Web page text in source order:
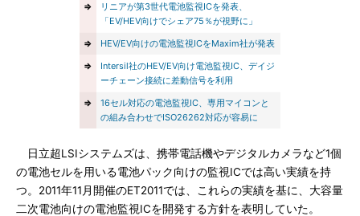
⇒
リニアが第3世代電池監視ICを発表、
「EV/HEV向けでシェア75％が視野に」
⇒
HEV/EV向けの電池監視ICをMaxim社が発表
⇒
Intersil社のHEV/EV向け電池監視IC、デイジ
ーチェーン接続に差動信号を利用
⇒
16セル対応の電池監視IC、専用マイコンと
の組み合わせでISO26262対応が容易に
日立超LSIシステムズは、携帯電話機やデジタルカメラなど1個
の電池セルを用いる電池パック向けの監視ICでは高い実績を持
つ。2011年11月開催のET2011では、これらの実績を基に、大容量
二次電池向けの電池監視ICを開発する方針を表明していた。